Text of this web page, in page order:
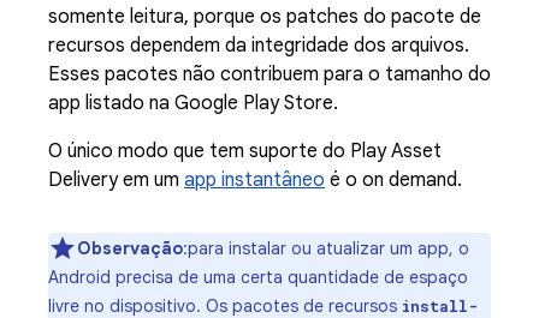
somente leitura, porque os patches do pacote de
recursos dependem da integridade dos arquivos.
Esses pacotes não contribuem para o tamanho do
app listado na Google Play Store.
O único modo que tem suporte do Play Asset
Delivery em um app instantâneo é o on demand.
Observação:para instalar ou atualizar um app, o
Android precisa de uma certa quantidade de espaço
livre no dispositivo. Os pacotes de recursos install-